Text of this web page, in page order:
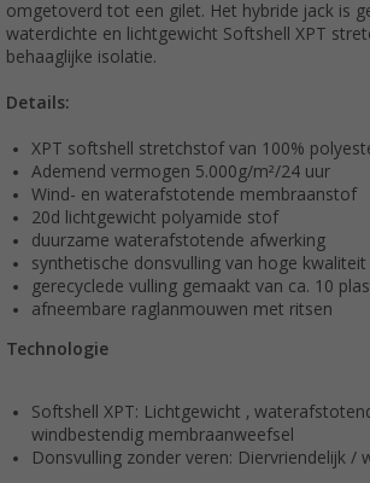
omgetoverd tot een gilet. Het hybride jack is
waterdichte en lichtgewicht Softshell XPT
behaaglijke isolatie.
Details:
XPT softshell stretchstof van 100%
Ademend vermogen 5.000g/m²/24 uur
Wind- en waterafstotende membraanstof
20d lichtgewicht polyamide stof
duurzame waterafstotende afwerking
synthetische donsvulling van hoge
gerecyclede vulling gemaakt van ca. 10
afneembare raglanmouwen met ritsen
Technologie
Softshell XPT: Lichtgewicht ,
windbestendig membraanweefsel
Donsvulling zonder veren: Diervriendelijk /